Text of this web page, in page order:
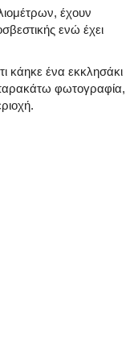
έχουν
ενώ έχει
κάηκε ένα εκκλησάκι
φωτογραφία,